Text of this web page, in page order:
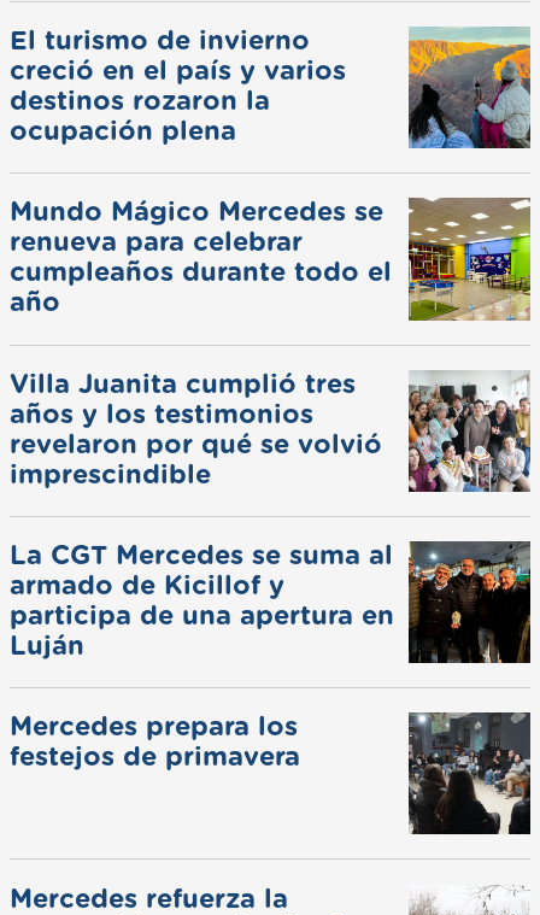
El turismo de invierno
creció en el país y varios
destinos rozaron la
ocupación plena
Mundo Mágico Mercedes se
renueva para celebrar
cumpleaños durante todo el
año
Villa Juanita cumplió tres
años y los testimonios
revelaron por qué se volvió
imprescindible
La CGT Mercedes se suma al
armado de Kicillof y
participa de una apertura en
Luján
Mercedes prepara los
festejos de primavera
Mercedes refuerza la